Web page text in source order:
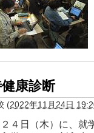
康診断
(2022年11月24日
４日（木）に、就